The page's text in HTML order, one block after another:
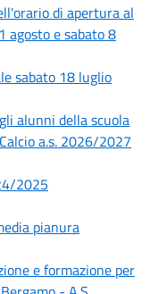
di apertura al
agosto e sabato 8
sabato 18 luglio
alunni della scuola
a.s. 2026/2027
2025
pianura
e formazione per